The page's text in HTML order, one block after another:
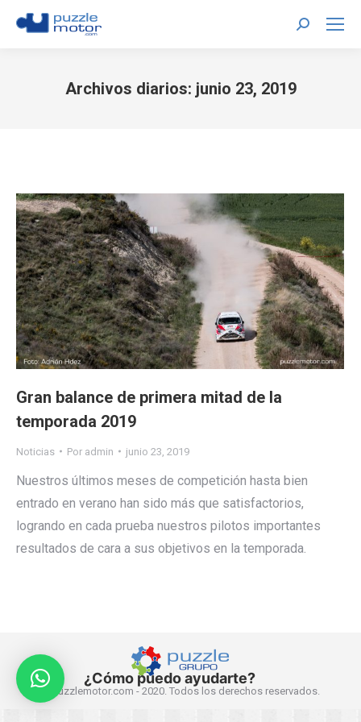
Buscar:
Archivos diarios: junio 23, 2019
Gran balance de primera mitad de la
temporada 2019
Noticias Por admin junio 23, 2019
Nuestros últimos meses de competición hasta bien
entrado en verano han sido más que satisfactorios,
logrando en cada prueba nuestros pilotos importantes
resultados de cara a sus objetivos en la temporada.
© Puzzlemotor.com - 2020. Todos los derechos reservados.
¿Cómo puedo ayudarte?